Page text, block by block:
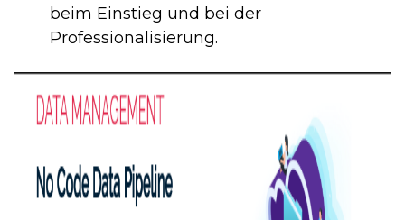
beim Einstieg und bei der
Professionalisierung.